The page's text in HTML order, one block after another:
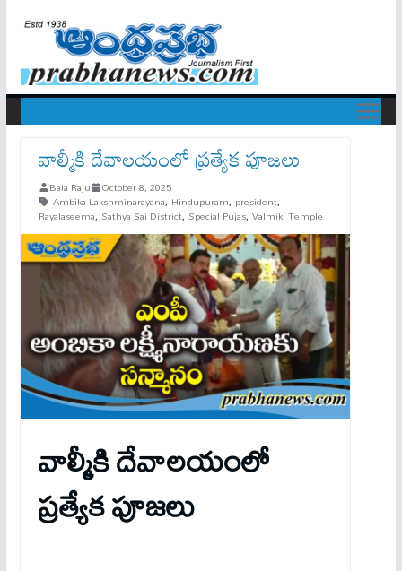
వాల్మీకి దేవాలయంలో ప్రత్యేక పూజలు
Bala Raju October 8, 2025
Ambika Lakshminarayana, Hindupuram, president,
Rayalaseema, Sathya Sai District, Special Pujas, Valmiki Temple
వాల్మీకి దేవాలయంలో
ప్రత్యేక పూజలు